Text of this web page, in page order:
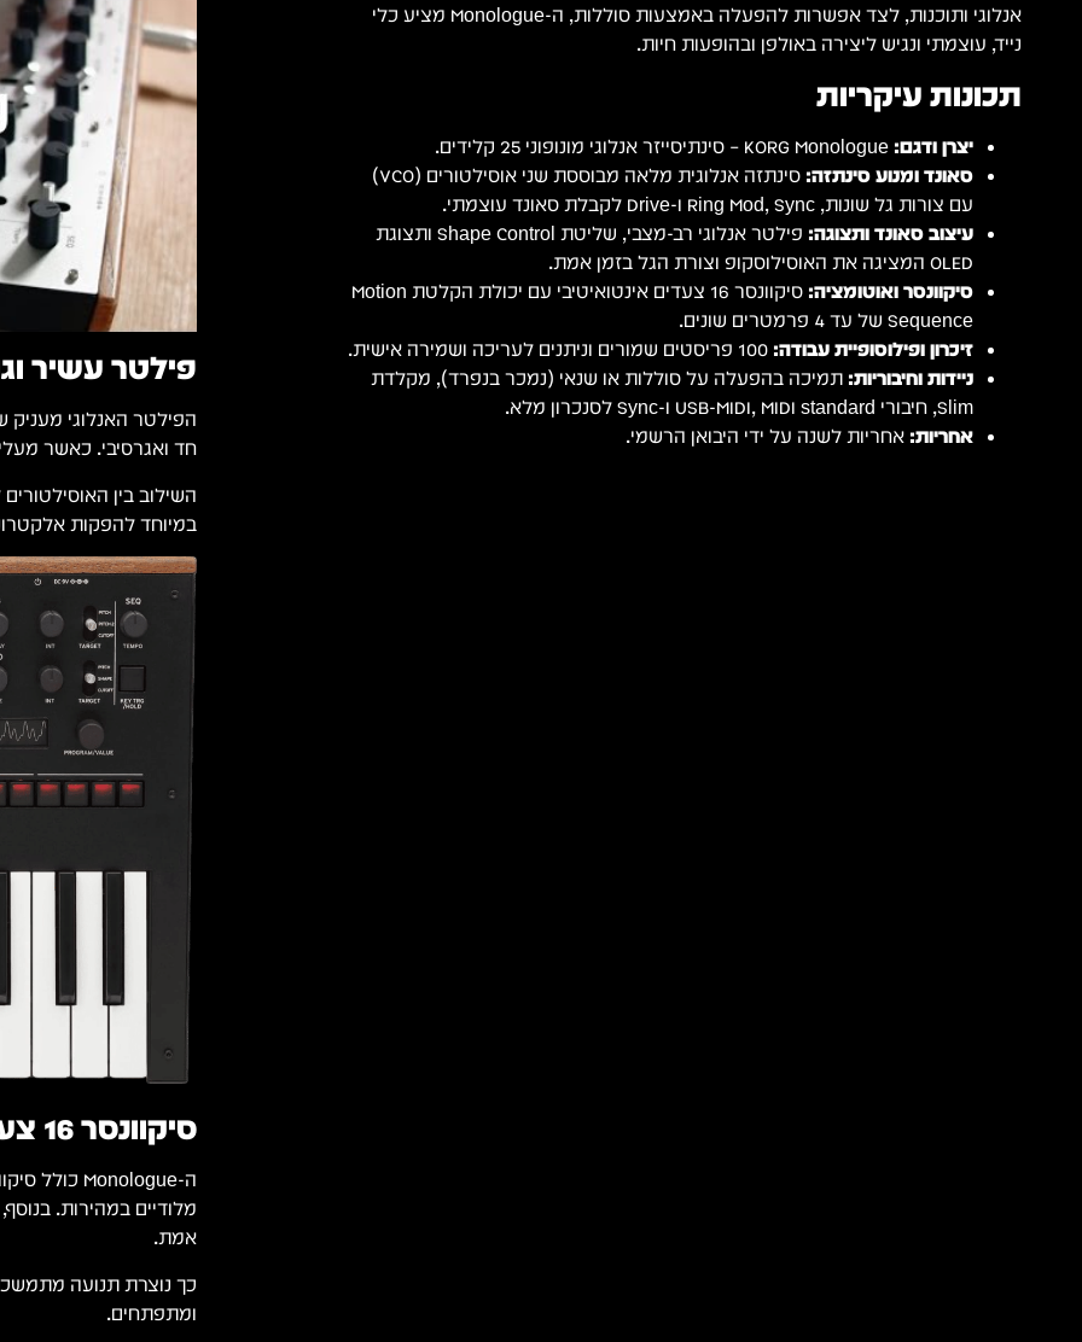
אנלוגי ותוכנות, לצד אפשרות להפעלה באמצעות סוללות, ה-Monologue מציע כלי
נייד, עוצמתי ונגיש ליצירה באולפן ובהופעות חיות.
תכונות עיקריות
יצרן ודגם: KORG Monologue – סינתיסייזר אנלוגי מונופוני 25 קלידים.
סאונד ומנוע סינתזה:
סינתזה אנלוגית מלאה מבוססת שני אוסילטורים (VCO)
עם צורות גל שונות, Ring Mod, Sync ו-Drive לקבלת סאונד עוצמתי.
עיצוב סאונד ותצוגה:
פילטר אנלוגי רב-מצבי, שליטת Shape Control ותצוגת
OLED המציגה את האוסילוסקופ וצורת הגל בזמן אמת.
סיקוונסר ואוטומציה:
סיקוונסר 16 צעדים אינטואיטיבי עם יכולת הקלטת Motion
Sequence של עד 4 פרמטרים שונים.
זיכרון ופילוסופיית עבודה: 100 פריסטים שמורים וניתנים לעריכה ושמירה אישית.
ניידות וחיבוריות: תמיכה בהפעלה על סוללות או שנאי (נמכר בנפרד), מקלדת
Slim, חיבורי USB-MIDI, MIDI standard ו-Sync לסנכרון מלא.
אחריות: אחריות לשנה על ידי היבואן הרשמי.
פילטר עשיר
הפילטר האנלוגי מעניק
חד ואגרסיבי. כאשר
במיוחד להפקות
סיקוונסר 16 צעדים עם Motion Sequence
אמת.
כך נוצרת תנועה
ומתפתחים.